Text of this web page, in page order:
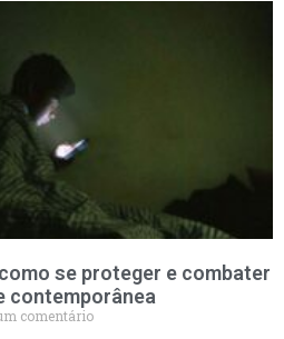
se proteger e combater
contemporânea
comentário